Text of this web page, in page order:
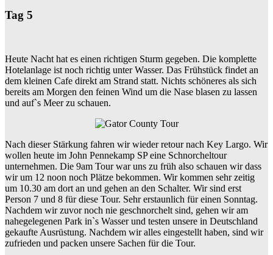
Tag 5
Heute Nacht hat es einen richtigen Sturm gegeben. Die komplette
Hotelanlage ist noch richtig unter Wasser. Das Frühstück findet an
dem kleinen Cafe direkt am Strand statt. Nichts schöneres als sich
bereits am Morgen den feinen Wind um die Nase blasen zu lassen
und auf`s Meer zu schauen.
Nach dieser Stärkung fahren wir wieder retour nach Key Largo. Wir
wollen heute im John Pennekamp SP eine Schnorcheltour
unternehmen. Die 9am Tour war uns zu früh also schauen wir dass
wir um 12 noon noch Plätze bekommen. Wir kommen sehr zeitig
um 10.30 am dort an und gehen an den Schalter. Wir sind erst
Person 7 und 8 für diese Tour. Sehr erstaunlich für einen Sonntag.
Nachdem wir zuvor noch nie geschnorchelt sind, gehen wir am
nahegelegenen Park in`s Wasser und testen unsere in Deutschland
gekaufte Ausrüstung. Nachdem wir alles eingestellt haben, sind wir
zufrieden und packen unsere Sachen für die Tour.